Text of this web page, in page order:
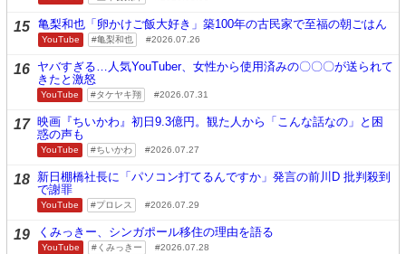
15 亀梨和也「卵かけご飯大好き」築100年の古民家で至福の朝ごはん
YouTube 亀梨和也 2026.07.26
16 ヤバすぎる…人気YouTuber、女性から使用済みの〇〇〇が送られて
きたと激怒
YouTube タケヤキ翔 2026.07.31
17 映画『ちいかわ』初日9.3億円。観た人から「こんな話なの」と困
惑の声も
YouTube ちいかわ 2026.07.27
18 新日棚橋社長に「パソコン打てるんですか」発言の前川D 批判殺到
で謝罪
YouTube プロレス 2026.07.29
19 くみっきー、シンガポール移住の理由を語る
YouTube くみっきー 2026.07.28